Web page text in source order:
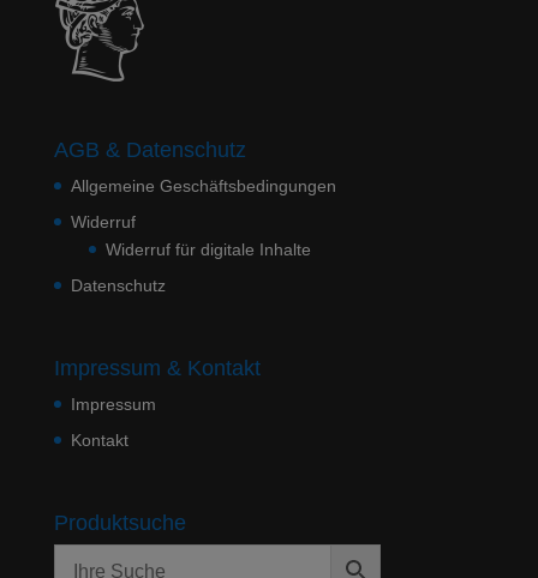
AGB & Datenschutz
Allgemeine Geschäftsbedingungen
Widerruf
Widerruf für digitale Inhalte
Datenschutz
Impressum & Kontakt
Impressum
Kontakt
Produktsuche